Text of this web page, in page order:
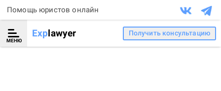
Помощь юристов онлайн
МЕНЮ
Explawyer Получить консультацию